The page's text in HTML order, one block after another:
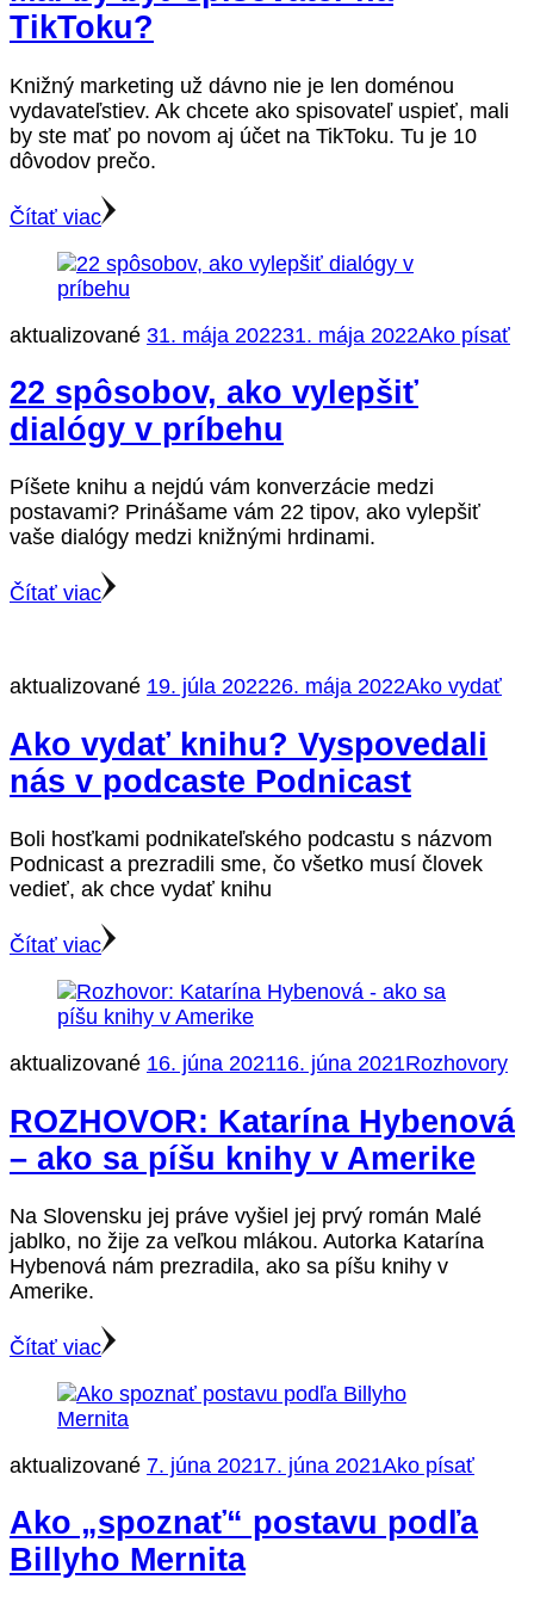
TikToku?
Knižný marketing už dávno nie je len doménou
vydavateľstiev. Ak chcete ako spisovateľ uspieť, mali
by ste mať po novom aj účet na TikToku. Tu je 10
dôvodov prečo.
Čítať viac
aktualizované 31. mája 202231. mája 2022Ako písať
22 spôsobov, ako vylepšiť
dialógy v príbehu
Píšete knihu a nejdú vám konverzácie medzi
postavami? Prinášame vám 22 tipov, ako vylepšiť
vaše dialógy medzi knižnými hrdinami.
Čítať viac
aktualizované 19. júla 202226. mája 2022Ako vydať
Ako vydať knihu? Vyspovedali
nás v podcaste Podnicast
Boli hosťkami podnikateľského podcastu s názvom
Podnicast a prezradili sme, čo všetko musí človek
vedieť, ak chce vydať knihu
Čítať viac
aktualizované 16. júna 202116. júna 2021Rozhovory
ROZHOVOR: Katarína Hybenová
– ako sa píšu knihy v Amerike
Na Slovensku jej práve vyšiel jej prvý román Malé
jablko, no žije za veľkou mlákou. Autorka Katarína
Hybenová nám prezradila, ako sa píšu knihy v
Amerike.
Čítať viac
aktualizované 7. júna 20217. júna 2021Ako písať
Ako „spoznať“ postavu podľa
Billyho Mernita